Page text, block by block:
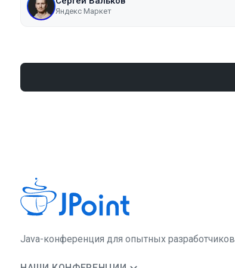
Яндекс Маркет
Java-конференция для опытных разработчиков